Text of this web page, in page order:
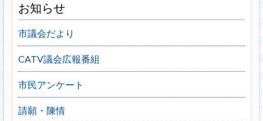
お知らせ
市議会だより
CATV議会広報番組
市民アンケート
請願・陳情